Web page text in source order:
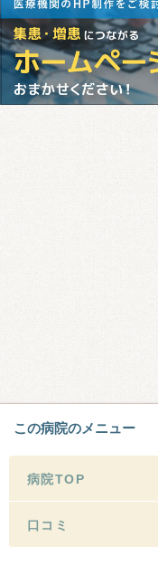
この病院のメニュー
病院TOP
口コミ